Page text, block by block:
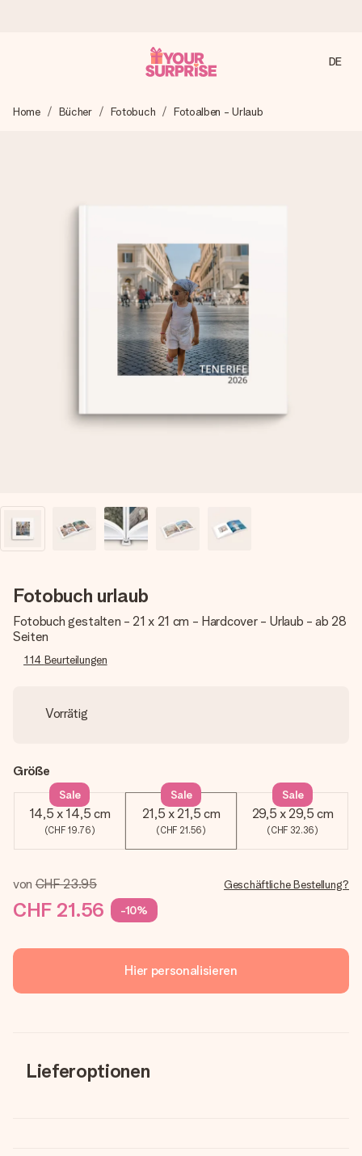
Wir bereiten dein Geschenk sorgfältig vor und schicken es
Unsere Geschenke begeistern. Kunden bewerten uns mit
4,7 bei Google Reviews (Gesamtergebnis aller Länder, in
die wir versenden).
Mit Liebe gemacht, im Handumdrehen
Erstelle etwas Einzigartiges in wenigen Schritten – mit
ihrem Namen, deinem Foto oder einer Nachricht von
DE
Home Bücher Fotobuch Fotoalben - Urlaub
Fotobuch urlaub
Fotobuch gestalten - 21 x 21 cm - Hardcover - Urlaub - ab 28
Seiten
114 Beurteilungen
Vorrätig
Größe
14,5 x 14,5 cm
(CHF 19.76)
Sale
21,5 x 21,5 cm
(CHF 21.56)
Sale
29,5 x 29,5 cm
(CHF 32.36)
Sale
von CHF 23.95
CHF 21.56 -10%
Geschäftliche Bestellung?
Hier personalisieren
Lieferoptionen